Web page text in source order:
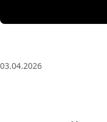
03.04.2026